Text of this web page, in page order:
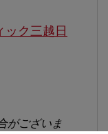
ク三越日
がございま